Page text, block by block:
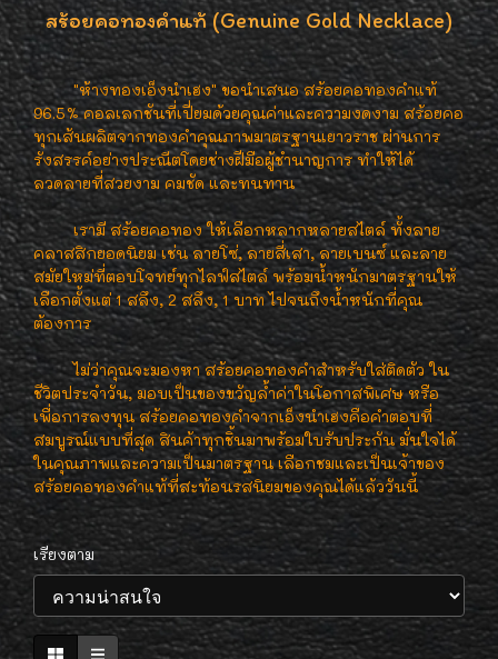
สร้อยคอทองคำแท้ (Genuine Gold Necklace)
"ห้างทองเอ็งนำเฮง" ขอนำเสนอ สร้อยคอทองคำแท้
96.5% คอลเลกชันที่เปี่ยมด้วยคุณค่าและความงดงาม สร้อยคอ
ทุกเส้นผลิตจากทองคำคุณภาพมาตรฐานเยาวราช ผ่านการ
รังสรรค์อย่างประณีตโดยช่างฝีมือผู้ชำนาญการ ทำให้ได้
ลวดลายที่สวยงาม คมชัด และทนทาน
เรามี สร้อยคอทอง ให้เลือกหลากหลายสไตล์ ทั้งลาย
คลาสสิกยอดนิยม เช่น ลายโซ่, ลายสี่เสา, ลายเบนซ์ และลาย
สมัยใหม่ที่ตอบโจทย์ทุกไลฟ์สไตล์ พร้อมน้ำหนักมาตรฐานให้
เลือกตั้งแต่ 1 สลึง, 2 สลึง, 1 บาท ไปจนถึงน้ำหนักที่คุณ
ต้องการ
ไม่ว่าคุณจะมองหา สร้อยคอทองคำสำหรับใส่ติดตัว ใน
ชีวิตประจำวัน, มอบเป็นของขวัญล้ำค่าในโอกาสพิเศษ หรือ
เพื่อการลงทุน สร้อยคอทองคำจากเอ็งนำเฮงคือคำตอบที่
สมบูรณ์แบบที่สุด สินค้าทุกชิ้นมาพร้อมใบรับประกัน มั่นใจได้
ในคุณภาพและความเป็นมาตรฐาน เลือกชมและเป็นเจ้าของ
สร้อยคอทองคำแท้ที่สะท้อนรสนิยมของคุณได้แล้ววันนี้
เรียงตาม